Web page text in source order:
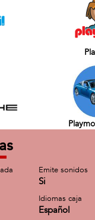
Emite sonidos
Si
Idiomas caja
Español